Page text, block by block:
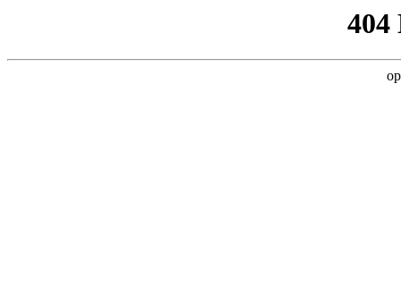
404